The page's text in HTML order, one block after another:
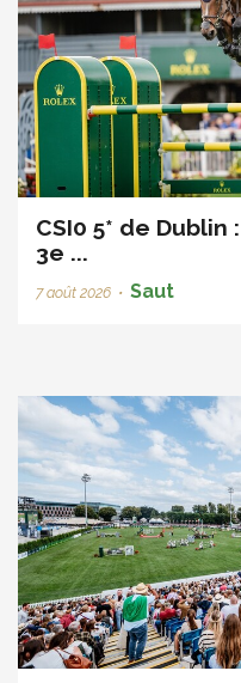
CSI0 5* de
3e ...
7 août 2026 • Saut